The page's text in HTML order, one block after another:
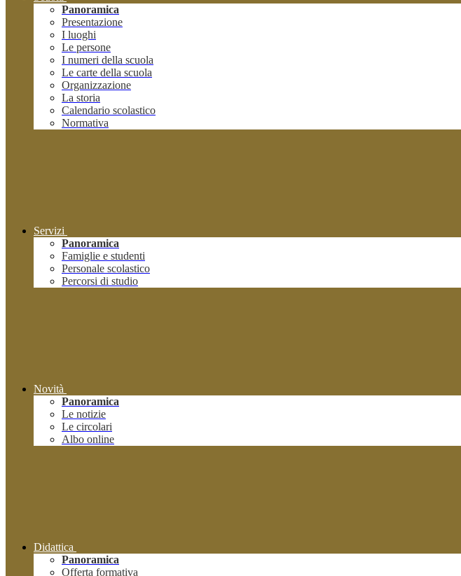
Panoramica
Presentazione
I luoghi
Le persone
I numeri della scuola
Le carte della scuola
Organizzazione
La storia
Calendario scolastico
Normativa
Servizi
Panoramica
Famiglie e studenti
Personale scolastico
Percorsi di studio
Novità
Panoramica
Le notizie
Le circolari
Albo online
Didattica
Panoramica
Offerta formativa